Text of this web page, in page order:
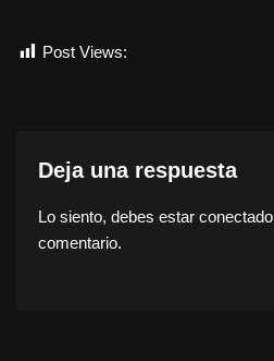
Post Views:
Deja una respuesta
Lo siento, debes estar conectado
comentario.